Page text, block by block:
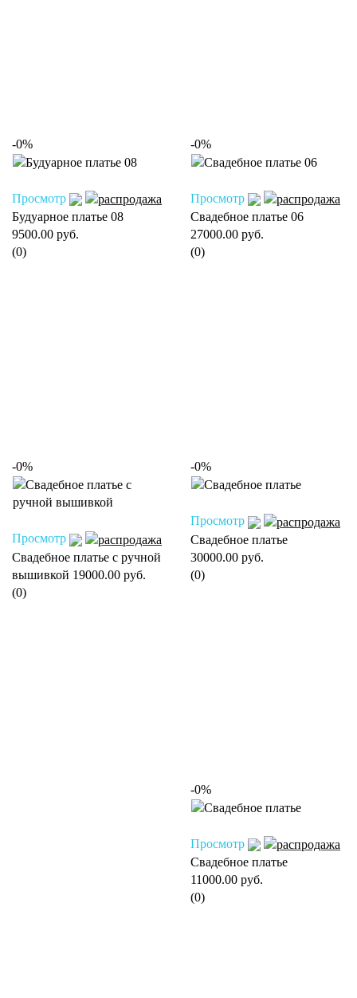
-0%
Просмотр
Будуарное платье 08
9500.00 руб.
(0)
-0%
Просмотр
Свадебное платье 06
27000.00 руб.
(0)
-0%
Просмотр
Свадебное платье с ручной
вышивкой 19000.00 руб.
(0)
-0%
Просмотр
Свадебное платье
30000.00 руб.
(0)
-0%
Просмотр
Свадебное платье
11000.00 руб.
(0)